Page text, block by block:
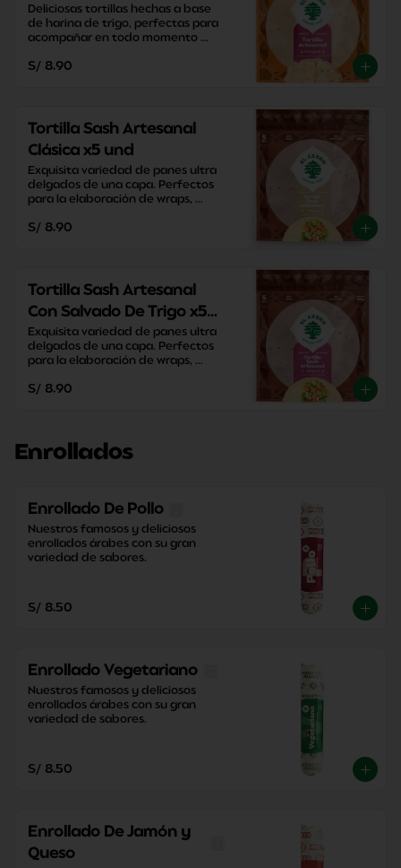
Deliciosas tortillas hechas a base
de harina de trigo, perfectas para
acompañar en todo momento
versatilidad y practicidad.
S/ 8.90
Tortilla Sash Artesanal
Clásica x5 und
Exquisita variedad de panes ultra
delgados de una capa. Perfectos
para la elaboración de wraps,
S/ 8.90
Tortilla Sash Artesanal
Con Salvado De Trigo x5
und
Exquisita variedad de panes ultra
delgados de una capa. Perfectos
para la elaboración de wraps,
S/ 8.90
Enrollados
Enrollado De Pollo
Nuestros famosos y deliciosos
enrollados árabes con su gran
variedad de sabores.
S/ 8.50
Enrollado Vegetariano
Nuestros famosos y deliciosos
enrollados árabes con su gran
variedad de sabores.
S/ 8.50
Enrollado De Jamón y
Queso